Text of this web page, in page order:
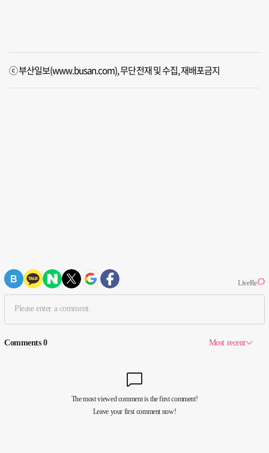
ⓒ 부산일보(www.busan.com), 무단전재 및 수집, 재배포금지